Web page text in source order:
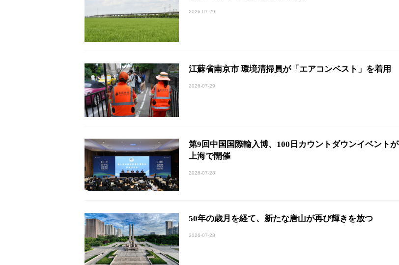
2026-07-29
江蘇省南京市 環境清掃員が「エアコンベスト」を着用
2026-07-29
第9回中国国際輸入博、100日カウントダウンイベントが
上海で開催
2026-07-28
50年の歳月を経て、新たな唐山が再び輝きを放つ
2026-07-28